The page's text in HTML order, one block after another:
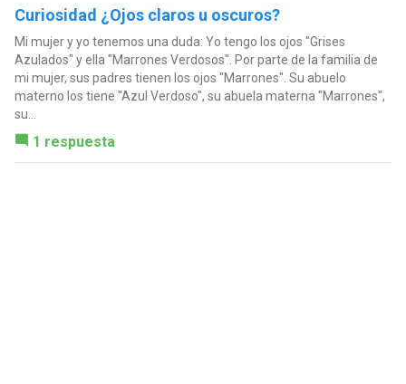
Curiosidad ¿Ojos claros u oscuros?
Mi mujer y yo tenemos una duda: Yo tengo los ojos "Grises
Azulados" y ella "Marrones Verdosos". Por parte de la familia de
mi mujer, sus padres tienen los ojos "Marrones". Su abuelo
materno los tiene "Azul Verdoso", su abuela materna "Marrones",
su...
1 respuesta